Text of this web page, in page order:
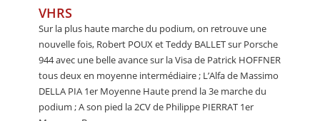
VHRS
Sur la plus haute marche du podium, on retrouve une
nouvelle fois, Robert POUX et Teddy BALLET sur Porsche
944 avec une belle avance sur la Visa de Patrick HOFFNER
tous deux en moyenne intermédiaire ; L’Alfa de Massimo
DELLA PIA 1er Moyenne Haute prend la 3e marche du
podium ; A son pied la 2CV de Philippe PIERRAT 1er